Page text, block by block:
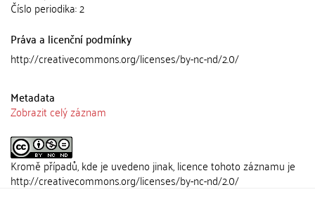
Číslo periodika: 2
Práva a licenční podmínky
http://creativecommons.org/licenses/by-nc-nd/2.0/
Metadata
Zobrazit celý záznam
Kromě případů, kde je uvedeno jinak, licence tohoto záznamu je
http://creativecommons.org/licenses/by-nc-nd/2.0/